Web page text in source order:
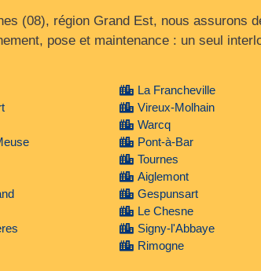
(08), région Grand Est, nous assurons
pose et maintenance : un seul
La Francheville
Vireux-Molhain
Warcq
Pont-à-Bar
Tournes
Aiglemont
Gespunsart
Le Chesne
Signy-l'Abbaye
Rimogne